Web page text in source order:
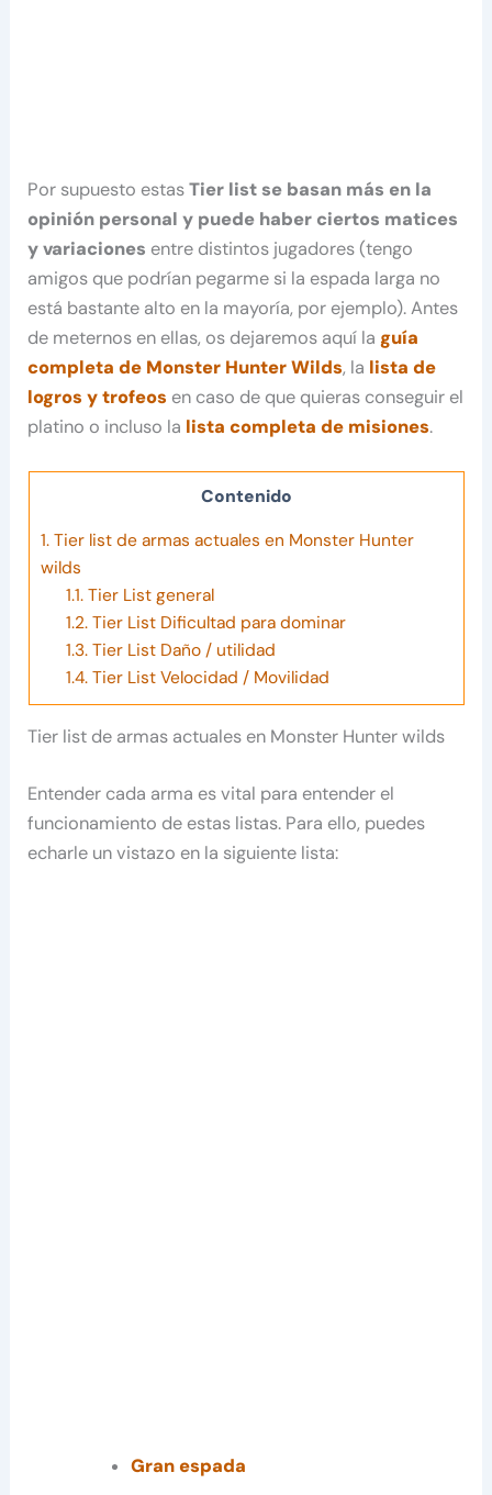
Por supuesto estasTier list se basan más en la
opinión personal y puede haber ciertos matices
y variaciones entre distintos jugadores (tengo
amigos que podrían pegarme si la espada larga no
está bastante alto en la mayoría, por ejemplo). Antes
de meternos en ellas, os dejaremos aquí laguía
completa de Monster Hunter Wilds, la lista de
logros y trofeos en caso de que quieras conseguir el
platino o incluso la lista completa de misiones.
Contenido
1.Tier list de armas actuales en Monster Hunter
wilds
1.1.Tier List general
1.2.Tier List Dificultad para dominar
1.3.Tier List Daño / utilidad
1.4.Tier List Velocidad / Movilidad
Tier list de armas actuales en Monster Hunter wilds
Entender cada arma es vital para entender el
funcionamiento de estas listas. Para ello, puedes
echarle un vistazo en la siguiente lista:
Gran espada